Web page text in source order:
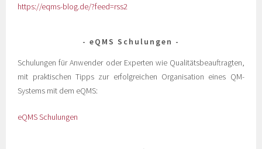
https://eqms-blog.de/?feed=rss2
eQMS Schulungen
Schulungen für Anwender oder Experten wie Qualitätsbeauftragten,
mit praktischen Tipps zur erfolgreichen Organisation eines QM-
Systems mit dem eQMS:
eQMS Schulungen